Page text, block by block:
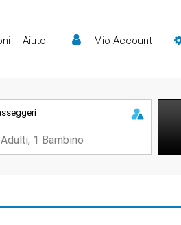
Aiuto Il Mio Account